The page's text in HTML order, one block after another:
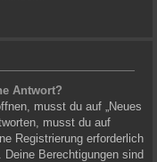
Antwort?
musst du auf „Neues
musst du auf
Registrierung erforderlich
Berechtigungen sind